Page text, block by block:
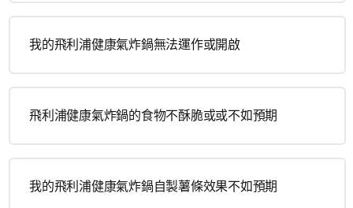
我的飛利浦健康氣炸鍋無法運作或開啟
飛利浦健康氣炸鍋的食物不酥脆或或不如預期
我的飛利浦健康氣炸鍋自製薯條效果不如預期